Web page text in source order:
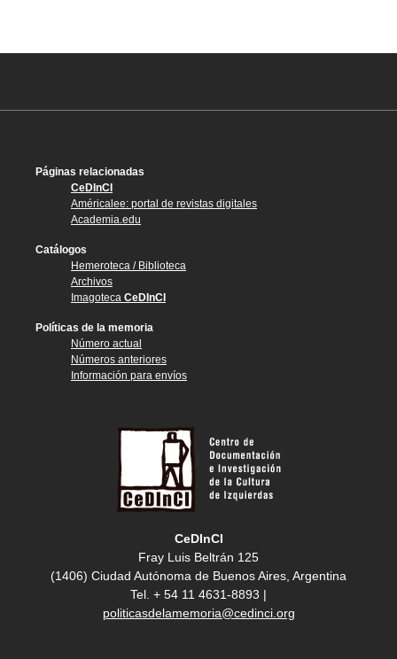
Páginas relacionadas
CeDInCI
Américalee: portal de revistas digitales
Academia.edu
Catálogos
Hemeroteca / Biblioteca
Archivos
Imagoteca CeDInCI
Políticas de la memoria
Número actual
Números anteriores
Información para envíos
CeDInCI
Fray Luis Beltrán 125
(1406) Ciudad Autónoma de Buenos Aires, Argentina
Tel. + 54 11 4631-8893 |
politicasdelamemoria@cedinci.org